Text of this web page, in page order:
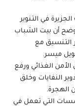
في التنوير
أن بيت الشباب
التنسيق مع
ميسر.
الغذائي ورفع
النفايات وخلق
الهجرة.
التي تعمل في